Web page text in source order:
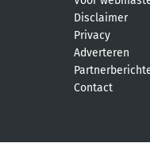
Disclaimer
Privacy
Adverteren
Contact